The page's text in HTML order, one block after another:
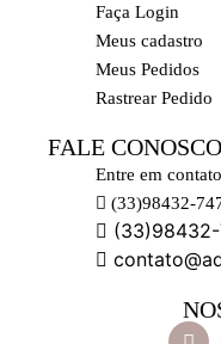
Faça Login
Meus cadastro
Meus Pedidos
Rastrear Pedido
FALE CONOSCO
Entre em contato
(33)98432-